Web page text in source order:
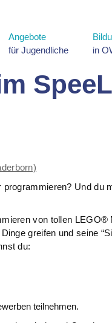
Angebote
für Jugendliche
in
Und du
von tollen
greifen und seine
du:
teilnehmen.